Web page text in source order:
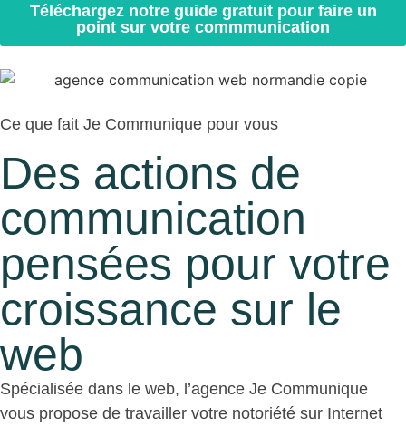
Téléchargez notre guide gratuit pour faire un
point sur votre commmunication
Ce que fait Je Communique pour vous
Des actions de
communication
pensées pour votre
croissance sur le
web
Spécialisée dans le web, l’agence Je Communique
vous propose de travailler votre notoriété sur Internet